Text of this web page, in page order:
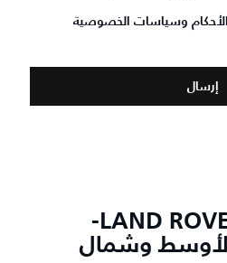
وسياسات الخصوصية
تطبيق LAND ROVER CARE-
وشمال